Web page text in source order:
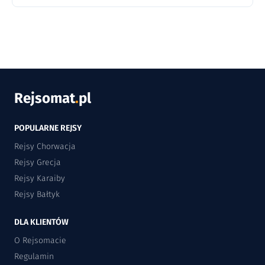
Rejsomat.pl
POPULARNE REJSY
Rejsy Chorwacja
Rejsy Grecja
Rejsy Karaiby
Rejsy Bałtyk
DLA KLIENTÓW
O Rejsomacie
Regulamin